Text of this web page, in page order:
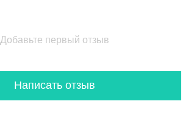
Добавьте первый отзыв
Написать отзыв